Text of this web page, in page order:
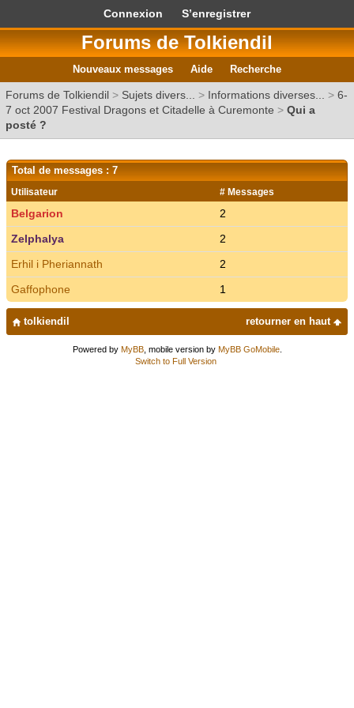
Connexion S’enregistrer
Forums de Tolkiendil
Nouveaux messages Aide Recherche
Forums de Tolkiendil > Sujets divers... > Informations diverses... > 6-
7 oct 2007 Festival Dragons et Citadelle à Curemonte > Qui a
posté ?
Total de messages : 7
Utilisateur # Messages
Belgarion
2
Zelphalya
2
Erhil i Pheriannath
2
Gaffophone
1
retourner en haut
tolkiendil
Powered by MyBB, mobile version by MyBB GoMobile.
Switch to Full Version